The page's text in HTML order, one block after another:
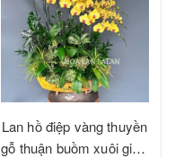
Lan hồ điệp vàng thuyền
gỗ thuận buồm xuôi gió -